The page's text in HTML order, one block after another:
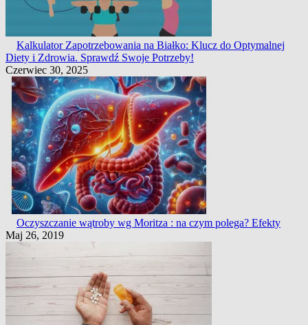
Kalkulator Zapotrzebowania na Białko: Klucz do Optymalnej
Diety i Zdrowia. Sprawdź Swoje Potrzeby!
Czerwiec 30, 2025
Oczyszczanie wątroby wg Moritza : na czym polega? Efekty
Maj 26, 2019